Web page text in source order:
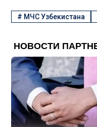
# МЧС Узбекистана